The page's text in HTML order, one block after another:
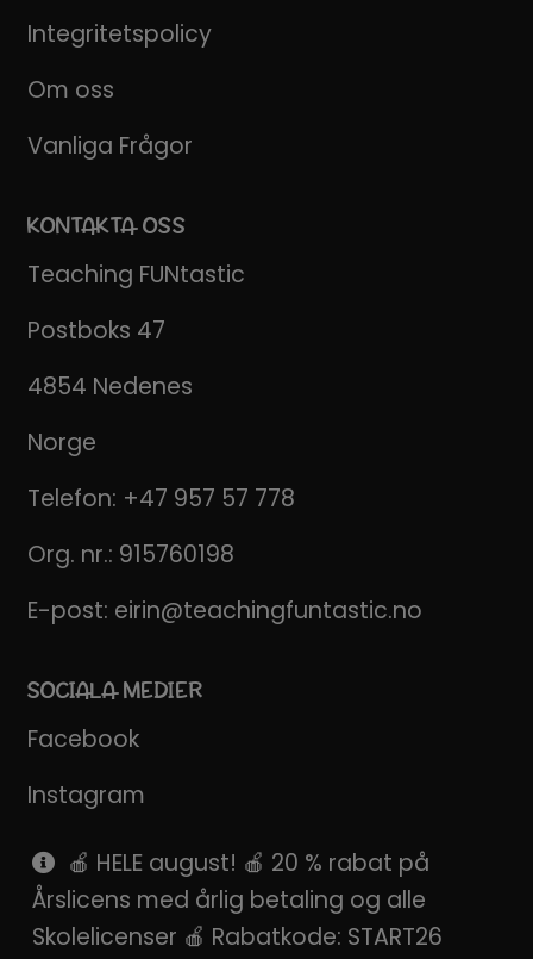
Integritetspolicy
Om oss
Vanliga Frågor
KONTAKTA OSS
Teaching FUNtastic
Postboks 47
4854 Nedenes
Norge
Telefon: +47 957 57 778
Org. nr.: 915760198
E-post: eirin@teachingfuntastic.no
SOCIALA MEDIER
Facebook
Instagram
Pinterest
SnapChat
🍎 HELE august! 🍎 20 % rabat på
Årslicens med årlig betaling og alle
Skolelicenser 🍎 Rabatkode: START26